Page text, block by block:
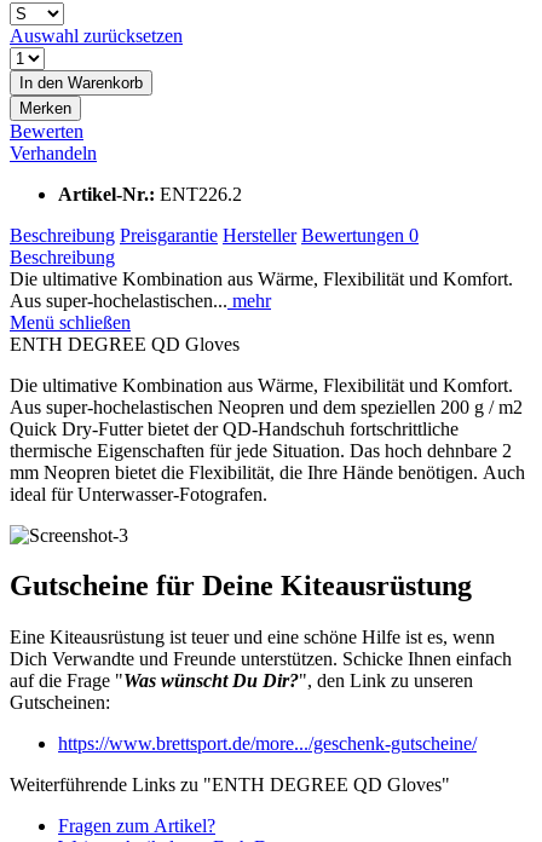
Auswahl zurücksetzen
In den Warenkorb
Merken
Bewerten
Verhandeln
Artikel-Nr.: ENT226.2
Beschreibung Preisgarantie Hersteller Bewertungen 0
Beschreibung
Die ultimative Kombination aus Wärme, Flexibilität und Komfort.
Aus super-hochelastischen... mehr
Menü schließen
ENTH DEGREE QD Gloves
Die ultimative Kombination aus Wärme, Flexibilität und Komfort.
Aus super-hochelastischen Neopren und dem speziellen 200 g / m2
Quick Dry-Futter bietet der QD-Handschuh fortschrittliche
thermische Eigenschaften für jede Situation. Das hoch dehnbare 2
mm Neopren bietet die Flexibilität, die Ihre Hände benötigen. Auch
ideal für Unterwasser-Fotografen.
Gutscheine für Deine Kiteausrüstung
Eine Kiteausrüstung ist teuer und eine schöne Hilfe ist es, wenn
Dich Verwandte und Freunde unterstützen. Schicke Ihnen einfach
auf die Frage "Was wünscht Du Dir?", den Link zu unseren
Gutscheinen:
https://www.brettsport.de/more.../geschenk-gutscheine/
Weiterführende Links zu "ENTH DEGREE QD Gloves"
Fragen zum Artikel?